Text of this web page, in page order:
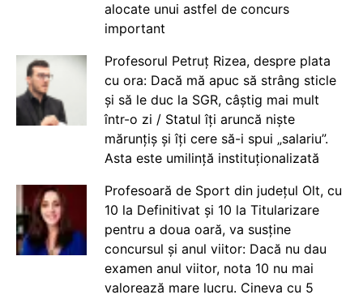
alocate unui astfel de concurs
important
Profesorul Petruț Rizea, despre plata
cu ora: Dacă mă apuc să strâng sticle
și să le duc la SGR, câștig mai mult
într-o zi / Statul îți aruncă niște
mărunțiș și îți cere să-i spui „salariu”.
Asta este umilință instituționalizată
Profesoară de Sport din județul Olt, cu
10 la Definitivat și 10 la Titularizare
pentru a doua oară, va susține
concursul și anul viitor: Dacă nu dau
examen anul viitor, nota 10 nu mai
valorează mare lucru. Cineva cu 5